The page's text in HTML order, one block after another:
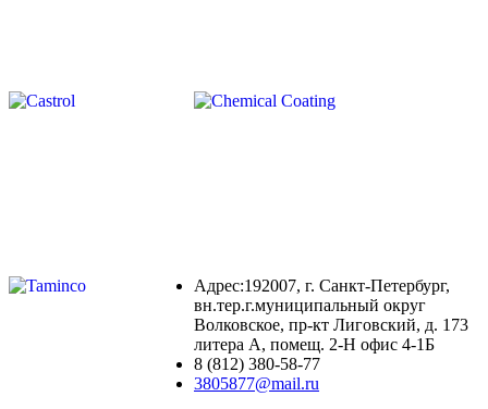
Адрес:192007, г. Санкт-Петербург,
вн.тер.г.муниципальный округ
Волковское, пр-кт Лиговский, д. 173
литера А, помещ. 2-Н офис 4-1Б
8 (812) 380-58-77
3805877@mail.ru